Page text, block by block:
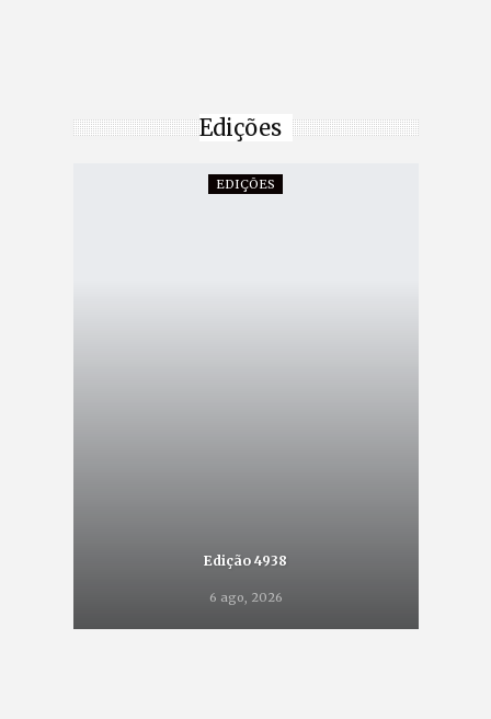
Edições
EDIÇÕES
Edição 4938
6 ago, 2026